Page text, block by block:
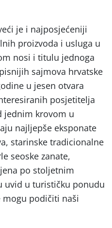
je i najposjećeniji
proizvoda i usluga u
nosi i titulu jednoga
sajmova hrvatske
u jesen otvara
posjetitelja
jednim krovom u
najljepše eksponate
starinske tradicionalne
seoske zanate,
po stoljetnim
uvid u turističku ponudu
mogu podičiti naši